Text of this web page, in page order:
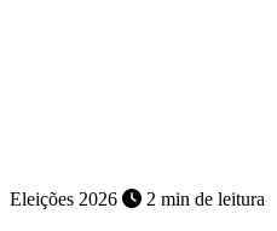
Eleições 2026 2 min de leitura